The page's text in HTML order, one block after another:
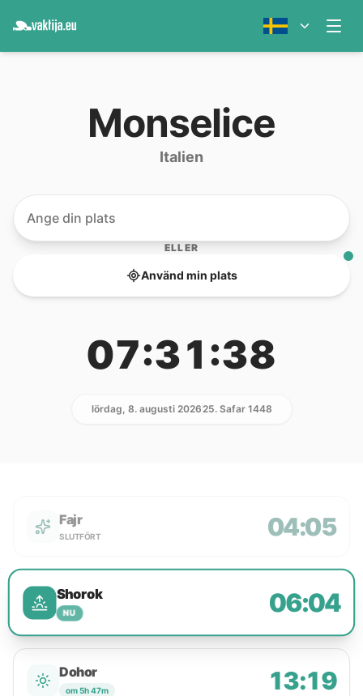
Monselice
Italien
ELLER
Använd min plats
07:31:38
lördag, 8. augusti 202625. Safar 1448
Fajr
SLUTFÖRT 04:05
Shorok
NU 06:04
Dohor
om 5h 47m 13:19